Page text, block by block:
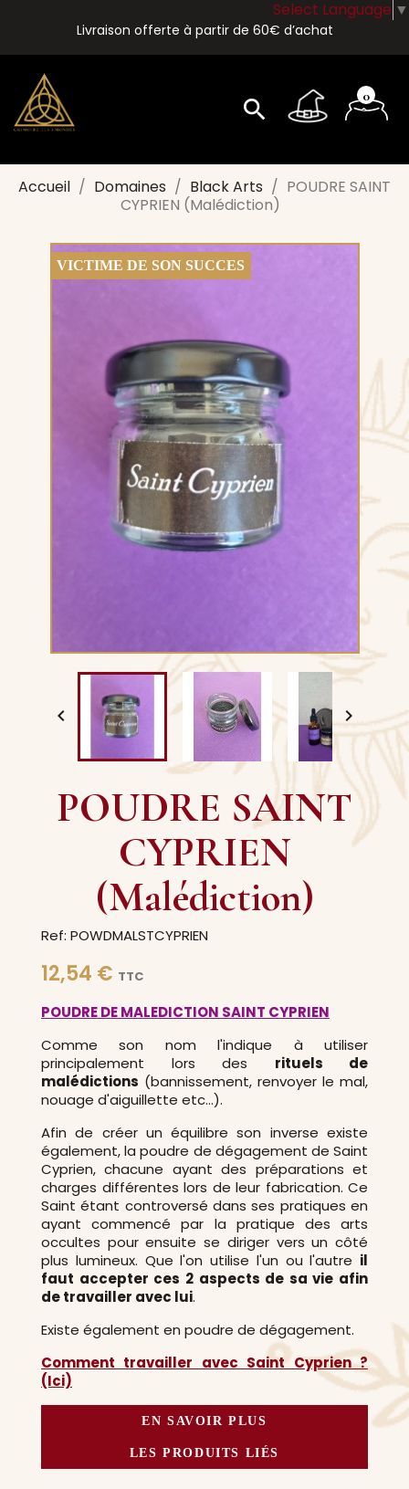
Livraison offerte à partir de 60€ d’achat
search 0
Accueil Domaines Black Arts
POUDRE SAINT
CYPRIEN (Malédiction)
VICTIME DE SON SUCCES
 
POUDRE SAINT
CYPRIEN
(Malédiction)
Ref: POWDMALSTCYPRIEN
12,54 € TTC
POUDRE DE MALEDICTION SAINT CYPRIEN
Comme son nom l'indique à utiliser
principalement lors des rituels de
malédictions (bannissement, renvoyer le mal,
nouage d'aiguillette etc...).
Afin de créer un équilibre son inverse existe
également, la poudre de dégagement de Saint
Cyprien, chacune ayant des préparations et
charges différentes lors de leur fabrication. Ce
Saint étant controversé dans ses pratiques en
ayant commencé par la pratique des arts
occultes pour ensuite se diriger vers un côté
plus lumineux. Que l'on utilise l'un ou l'autre il
faut accepter ces 2 aspects de sa vie afin
de travailler avec lui.
Existe également en poudre de dégagement.
Comment travailler avec Saint Cyprien ?
(Ici)
EN SAVOIR PLUS
LES PRODUITS LIÉS
Select Language ▼